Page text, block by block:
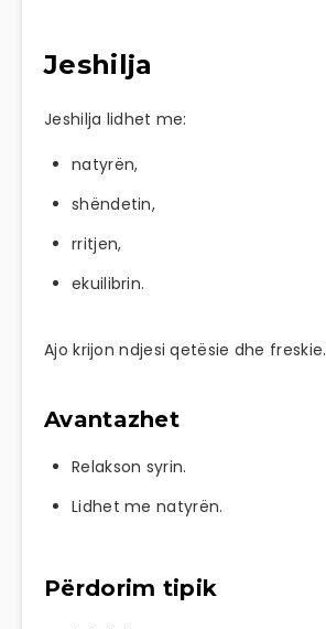
Jeshilja
Jeshilja lidhet me:
natyrën,
shëndetin,
rritjen,
ekuilibrin.
Ajo krijon ndjesi qetësie dhe freskie.
Avantazhet
Relakson syrin.
Lidhet me natyrën.
Përdorim tipik